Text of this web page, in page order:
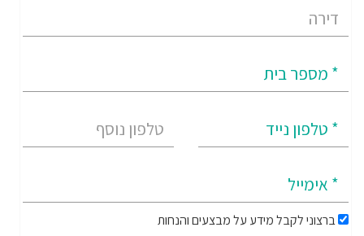
ברצוני לקבל מידע על מבצעים והנחות